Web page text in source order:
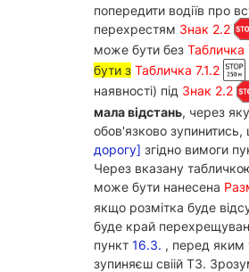
попередити водіїв про
перехрестям Знак 2.2
може бути без Табличка
бути з Табличка 7.1.2
наявності) під Знак 2.2
мала відстань, через
обов'язково
дорогу] згідно вимоги
Через вказану
може бути нанесена
якщо розмітка буде
буде край
пункт 16.3. , перед яким
зупиняєш свіій ТЗ.